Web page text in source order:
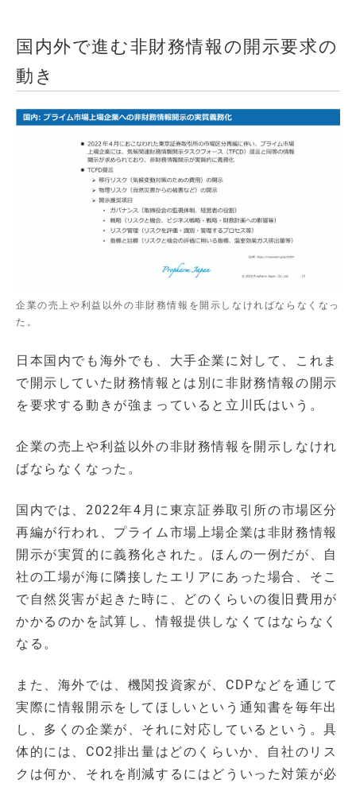
国内外で進む非財務情報の開示要求の
動き
企業の売上や利益以外の非財務情報を開示しなければならなくなっ
た。
日本国内でも海外でも、大手企業に対して、これま
で開示していた財務情報とは別に非財務情報の開示
を要求する動きが強まっていると立川氏はいう。
企業の売上や利益以外の非財務情報を開示しなけれ
ばならなくなった。
国内では、2022年4月に東京証券取引所の市場区分
再編が行われ、プライム市場上場企業は非財務情報
開示が実質的に義務化された。ほんの一例だが、自
社の工場が海に隣接したエリアにあった場合、そこ
で自然災害が起きた時に、どのくらいの復旧費用が
かかるのかを試算し、情報提供しなくてはならなく
なる。
また、海外では、機関投資家が、CDPなどを通じて
実際に情報開示をしてほしいという通知書を毎年出
し、多くの企業が、それに対応しているという。具
体的には、CO2排出量はどのくらいか、自社のリス
クは何か、それを削減するにはどういった対策が必